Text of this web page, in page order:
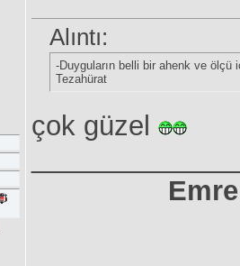
Alıntı:
-Duyguların belli bir ahenk ve ölçü
Tezahürat
çok güzel